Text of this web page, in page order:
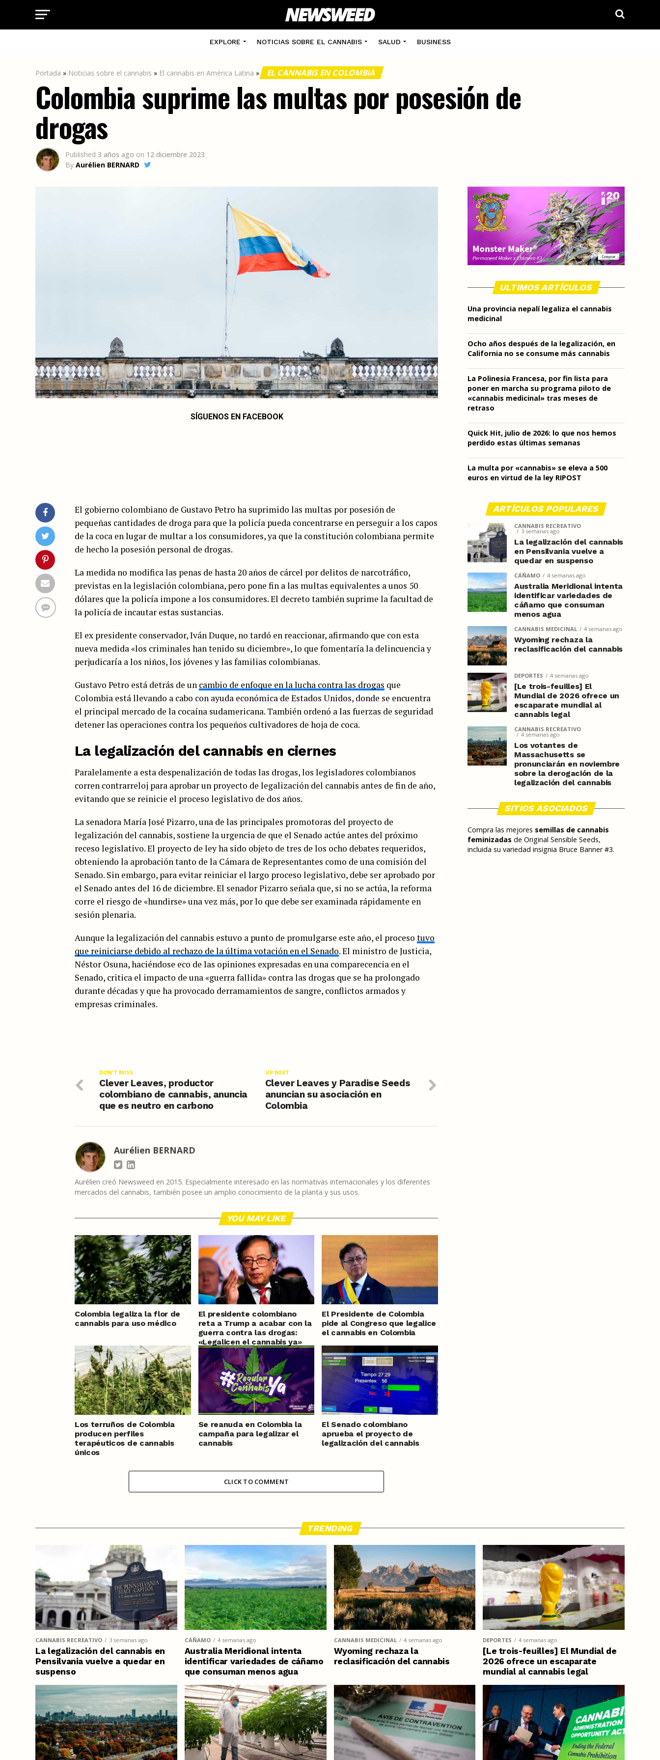
EXPLORE NOTICIAS SOBRE EL CANNABIS SALUD BUSINESS
Portada » Noticias sobre el cannabis » El cannabis en América Latina » EL CANNABIS EN COLOMBIA
Colombia suprime las multas por posesión de
drogas
Published 3 años ago on 12 diciembre 2023
By Aurélien BERNARD
SÍGUENOS EN FACEBOOK
El gobierno colombiano de Gustavo Petro ha suprimido las multas por posesión de
pequeñas cantidades de droga para que la policía pueda concentrarse en perseguir a los capos
de la coca en lugar de multar a los consumidores, ya que la constitución colombiana permite
de hecho la posesión personal de drogas.
La medida no modifica las penas de hasta 20 años de cárcel por delitos de narcotráfico,
previstas en la legislación colombiana, pero pone fin a las multas equivalentes a unos 50
dólares que la policía impone a los consumidores. El decreto también suprime la facultad de
la policía de incautar estas sustancias.
El ex presidente conservador, Iván Duque, no tardó en reaccionar, afirmando que con esta
nueva medida «los criminales han tenido su diciembre», lo que fomentaría la delincuencia y
perjudicaría a los niños, los jóvenes y las familias colombianas.
Gustavo Petro está detrás de un cambio de enfoque en la lucha contra las drogas que
Colombia está llevando a cabo con ayuda económica de Estados Unidos, donde se encuentra
el principal mercado de la cocaína sudamericana. También ordenó a las fuerzas de seguridad
detener las operaciones contra los pequeños cultivadores de hoja de coca.
La legalización del cannabis en ciernes
Paralelamente a esta despenalización de todas las drogas, los legisladores colombianos
corren contrarreloj para aprobar un proyecto de legalización del cannabis antes de fin de año,
evitando que se reinicie el proceso legislativo de dos años.
La senadora María José Pizarro, una de las principales promotoras del proyecto de
legalización del cannabis, sostiene la urgencia de que el Senado actúe antes del próximo
receso legislativo. El proyecto de ley ha sido objeto de tres de los ocho debates requeridos,
obteniendo la aprobación tanto de la Cámara de Representantes como de una comisión del
Senado. Sin embargo, para evitar reiniciar el largo proceso legislativo, debe ser aprobado por
el Senado antes del 16 de diciembre. El senador Pizarro señala que, si no se actúa, la reforma
corre el riesgo de «hundirse» una vez más, por lo que debe ser examinada rápidamente en
sesión plenaria.
Aunque la legalización del cannabis estuvo a punto de promulgarse este año, el proceso tuvo
que reiniciarse debido al rechazo de la última votación en el Senado. El ministro de Justicia,
Néstor Osuna, haciéndose eco de las opiniones expresadas en una comparecencia en el
Senado, critica el impacto de una «guerra fallida» contra las drogas que se ha prolongado
durante décadas y que ha provocado derramamientos de sangre, conflictos armados y
empresas criminales.
UP NEXT
Clever Leaves y Paradise Seeds
anuncian su asociación en
Colombia
DON'T MISS
Clever Leaves, productor
colombiano de cannabis, anuncia
que es neutro en carbono
Aurélien BERNARD
Aurélien creó Newsweed en 2015. Especialmente interesado en las normativas internacionales y los diferentes
mercados del cannabis, también posee un amplio conocimiento de la planta y sus usos.
YOU MAY LIKE
Colombia legaliza la flor de
cannabis para uso médico
El presidente colombiano
reta a Trump a acabar con la
guerra contra las drogas:
«Legalicen el cannabis ya»
El Presidente de Colombia
pide al Congreso que legalice
el cannabis en Colombia
Los terruños de Colombia
producen perfiles
terapéuticos de cannabis
únicos
Se reanuda en Colombia la
campaña para legalizar el
cannabis
El Senado colombiano
aprueba el proyecto de
legalización del cannabis
CLICK TO COMMENT
ULTIMOS ARTÍCULOS
Una provincia nepalí legaliza el cannabis
medicinal
Ocho años después de la legalización, en
California no se consume más cannabis
La Polinesia Francesa, por fin lista para
poner en marcha su programa piloto de
«cannabis medicinal» tras meses de
retraso
Quick Hit, julio de 2026: lo que nos hemos
perdido estas últimas semanas
La multa por «cannabis» se eleva a 500
euros en virtud de la ley RIPOST
ARTÍCULOS POPULARES
CANNABIS RECREATIVO
3 semanas ago
La legalización del cannabis
en Pensilvania vuelve a
quedar en suspenso
CÁÑAMO 4 semanas ago
Australia Meridional intenta
identificar variedades de
cáñamo que consuman
menos agua
CANNABIS MEDICINAL 4 semanas ago
Wyoming rechaza la
reclasificación del cannabis
DEPORTES 4 semanas ago
[Le trois-feuilles] El
Mundial de 2026 ofrece un
escaparate mundial al
cannabis legal
CANNABIS RECREATIVO
4 semanas ago
Los votantes de
Massachusetts se
pronunciarán en noviembre
sobre la derogación de la
legalización del cannabis
SITIOS ASOCIADOS
Compra las mejores semillas de cannabis
feminizadas de Original Sensible Seeds,
incluida su variedad insignia Bruce Banner #3.
TRENDING
CANNABIS RECREATIVO 3 semanas ago
La legalización del cannabis en
Pensilvania vuelve a quedar en
suspenso
CÁÑAMO 4 semanas ago
Australia Meridional intenta
identificar variedades de cáñamo
que consuman menos agua
CANNABIS MEDICINAL 4 semanas ago
Wyoming rechaza la
reclasificación del cannabis
DEPORTES 4 semanas ago
[Le trois-feuilles] El Mundial de
2026 ofrece un escaparate
mundial al cannabis legal